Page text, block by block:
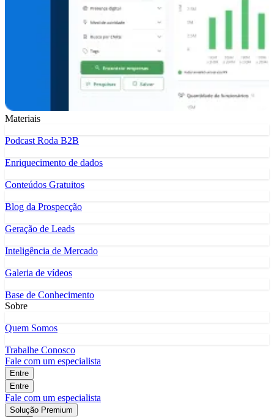
Materiais
Podcast Roda B2B
Enriquecimento de dados
Conteúdos Gratuitos
Blog da Prospecção
Geração de Leads
Inteligência de Mercado
Galeria de vídeos
Base de Conhecimento
Sobre
Quem Somos
Trabalhe Conosco
Fale com um especialista
Entre
Entre
Fale com um especialista
Solução Premium